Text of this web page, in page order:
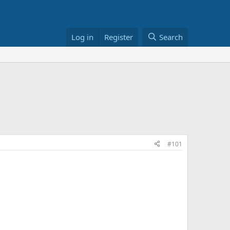
Log in Register Search
#101